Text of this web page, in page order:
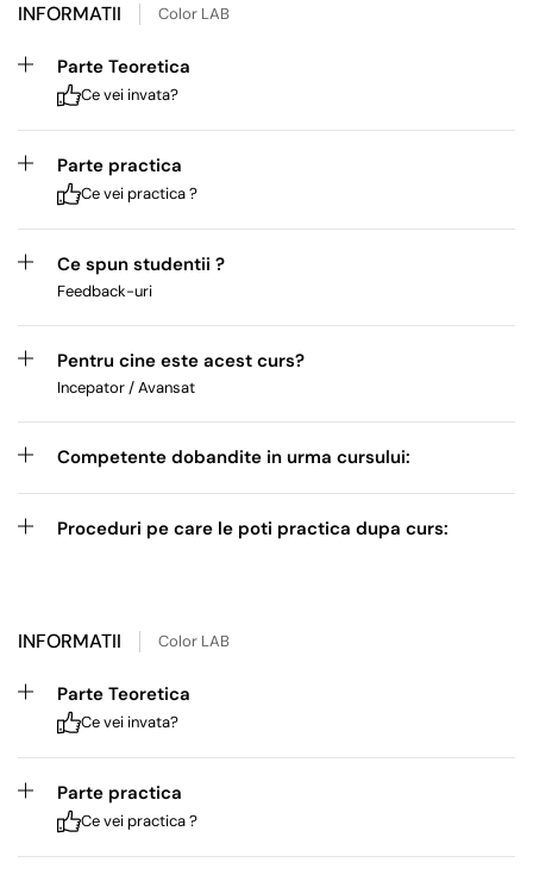
INFORMATII Color LAB
Parte Teoretica
Ce vei invata?
Parte practica
Ce vei practica ?
Ce spun studentii ?
Feedback-uri
Pentru cine este acest curs?
Incepator / Avansat
Competente dobandite in urma cursului:
Proceduri pe care le poti practica dupa curs:
INFORMATII Color LAB
Parte Teoretica
Ce vei invata?
Parte practica
Ce vei practica ?